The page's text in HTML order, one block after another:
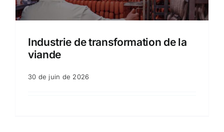
Industrie de transformation de la
viande
30 de juin de 2026